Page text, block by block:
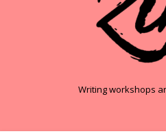
Writing workshops